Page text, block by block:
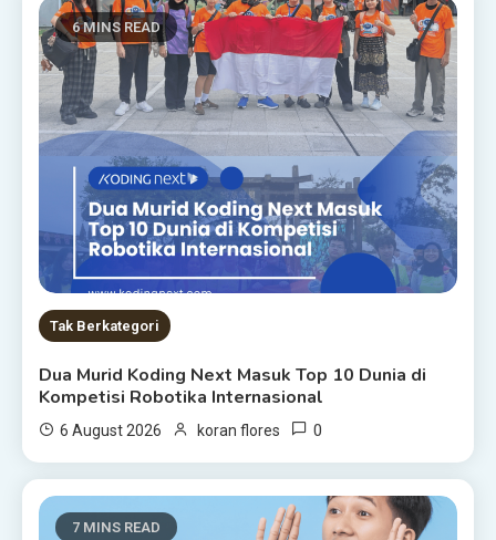
6 MINS READ
Tak Berkategori
Dua Murid Koding Next Masuk Top 10 Dunia di
Kompetisi Robotika Internasional
6 August 2026 koran flores 0
7 MINS READ